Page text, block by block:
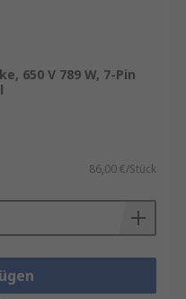
650 V 789 W, 7-Pin
86,00 €/Stück